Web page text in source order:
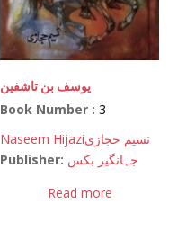
یوسف بن تاشفین
Book Number :3
Naseem Hijaziنسیم حجازی
Publisher: جہانگیر بکس
Read more